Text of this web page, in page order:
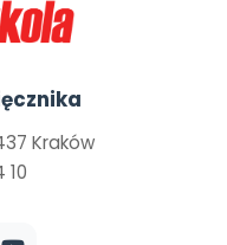
Kraków
10